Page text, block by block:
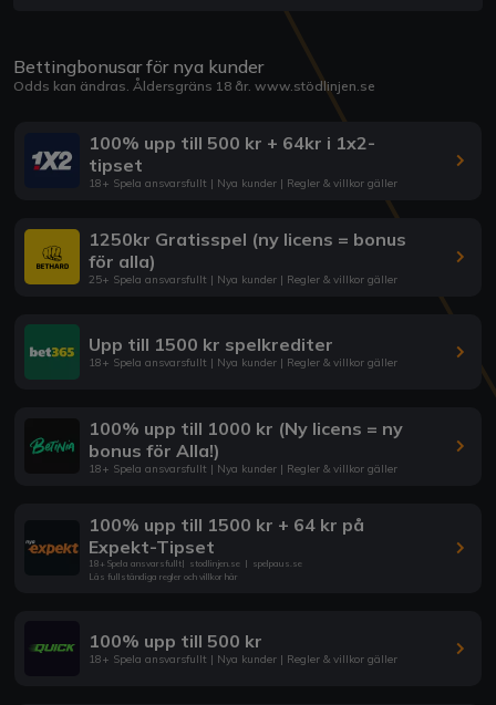
Bettingbonusar för nya kunder
Odds kan ändras. Åldersgräns 18 år. www.stödlinjen.se
100% upp till 500 kr + 64kr i 1x2-
tipset
18+ Spela ansvarsfullt | Nya kunder | Regler & villkor gäller
1250kr Gratisspel (ny licens = bonus
för alla)
25+ Spela ansvarsfullt | Nya kunder | Regler & villkor gäller
Upp till 1500 kr spelkrediter
18+ Spela ansvarsfullt | Nya kunder | Regler & villkor gäller
100% upp till 1000 kr (Ny licens = ny
bonus för Alla!)
18+ Spela ansvarsfullt | Nya kunder | Regler & villkor gäller
100% upp till 1500 kr + 64 kr på
Expekt-Tipset
18+ Spela ansvarsfullt| stodlinjen.se | spelpaus.se
Läs fullständiga regler och villkor här
100% upp till 500 kr
18+ Spela ansvarsfullt | Nya kunder | Regler & villkor gäller